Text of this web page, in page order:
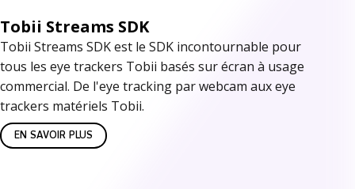
e
l
l
e
p
p
e
m
e
Tobii Streams SDK
Tobii Streams SDK est le SDK incontournable pour
tous les eye trackers Tobii basés sur écran à usage
commercial. De l'eye tracking par webcam aux eye
trackers matériels Tobii.
EN SAVOIR PLUS